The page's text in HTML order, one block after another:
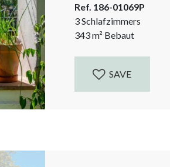
Wohnen oder als
Erreichbar über eine
Straße hinauf in die
Ref. 186-01069P
3 Schlafzimmers
343m² Bebaut
SAVE